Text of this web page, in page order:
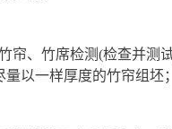
、竹席检测(检查并测
量以一样厚度的竹帘组坯；